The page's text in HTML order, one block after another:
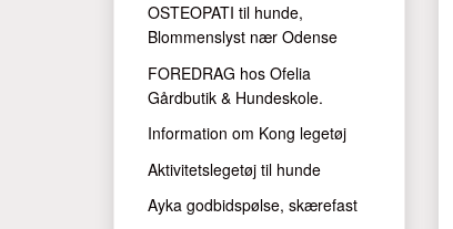
OSTEOPATI til hunde,
Blommenslyst nær Odense
FOREDRAG hos Ofelia
Gårdbutik & Hundeskole.
Information om Kong legetøj
Aktivitetslegetøj til hunde
Ayka godbidspølse, skærefast